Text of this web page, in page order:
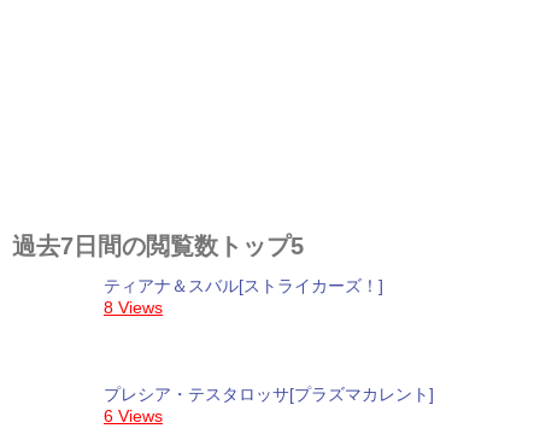
過去7日間の閲覧数トップ5
ティアナ＆スバル[ストライカーズ！]
8 Views
プレシア・テスタロッサ[プラズマカレント]
6 Views